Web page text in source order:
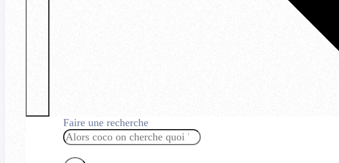
Faire une recherche
Rechercher